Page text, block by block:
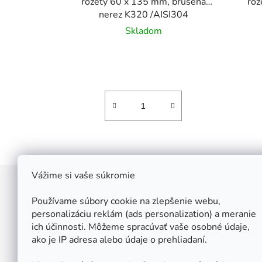
Vážime si vaše súkromie
Používame súbory cookie na zlepšenie webu,
personalizáciu reklám (ads personalization) a meranie
ich účinnosti. Môžeme spracúvať vaše osobné údaje,
ako je IP adresa alebo údaje o prehliadaní.
nerez K320 /AISI304
Skladom
Štefan Široký - Kovoinox
Cukrová 10
917 01 Trnava
Slovensko